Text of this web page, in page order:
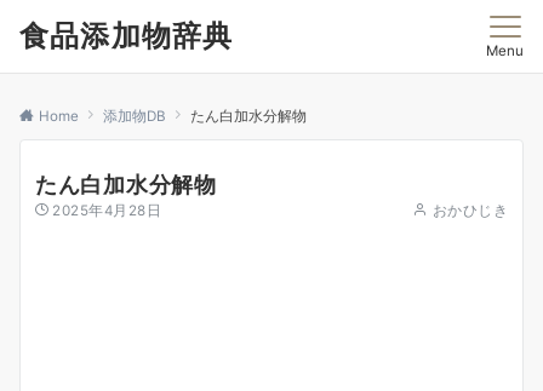
食品添加物辞典 Menu
Home 添加物DB たん白加水分解物
たん白加水分解物
2025年4月28日 おかひじき